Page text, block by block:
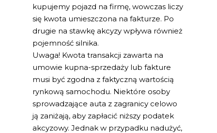
kupujemy pojazd na firmę, wowczas liczy
się kwota umieszczona na fakturze. Po
drugie na stawkę akcyzy wpływa również
pojemność silnika.
Uwaga! Kwota transakcji zawarta na
umowie kupna-sprzedaży lub fakture
musi być zgodna z faktyczną wartością
rynkową samochodu. Niektóre osoby
sprowadzające auta z zagranicy celowo
ją zaniżają, aby zapłacić niższy podatek
akcyzowy. Jednak w przypadku nadużyć,